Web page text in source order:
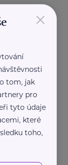
×
tom, jak
pro
tyto údaje
které
toho,